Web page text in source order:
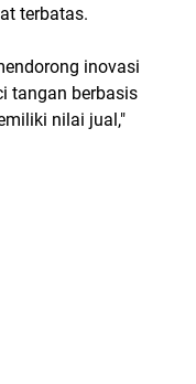
terbatas.
inovasi
tangan berbasis
nilai jual,"